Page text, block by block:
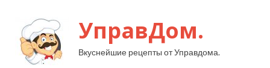
УправДом.
Вкуснейшие рецепты от Управдома.